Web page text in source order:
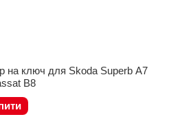
на ключ для Skoda Superb A7
B8